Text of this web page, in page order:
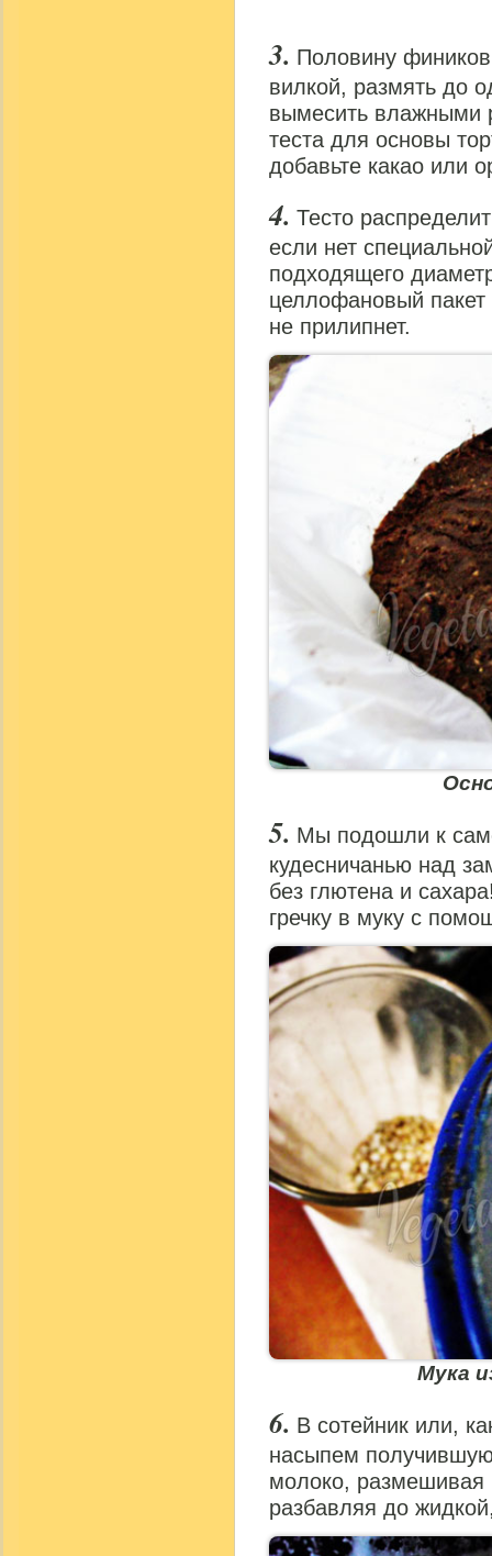
Половину
вилкой, размять до
вымесить влажными
теста для основы
добавьте какао или
Тесто
если нет
подходящего
целлофановый пакет
не прилипнет.
Мы подошли к
кудесничанью над
без глютена и
гречку в муку с
Мука
В сотейник или,
насыпем
молоко, размешивая
разбавляя до